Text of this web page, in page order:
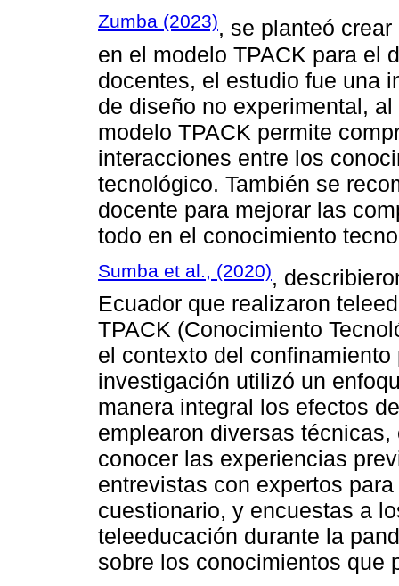
Zumba (2023), se planteó
en el modelo TPACK para el
docentes, el estudio fue una
de diseño no experimental,
modelo TPACK permite
interacciones entre los
tecnológico. También se
docente para mejorar las
todo en el conocimiento
Sumba et al., (2020),
Ecuador que realizaron
TPACK (Conocimiento
el contexto del
investigación utilizó un
manera integral los efectos
emplearon diversas
conocer las experiencias
entrevistas con expertos
cuestionario, y encuestas a
teleeducación durante la
sobre los conocimientos que